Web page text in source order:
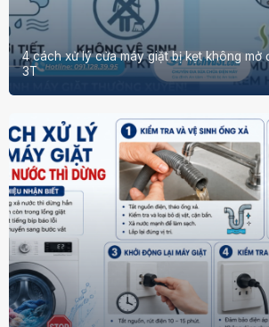
4 cách xử lý cửa máy giặt bị kẹt không mở
3T